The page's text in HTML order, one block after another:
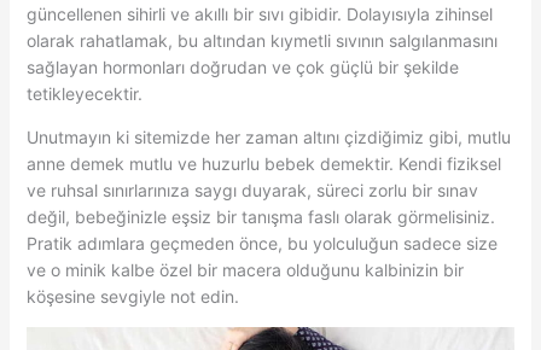
güncellenen sihirli ve akıllı bir sıvı gibidir. Dolayısıyla zihinsel
olarak rahatlamak, bu altından kıymetli sıvının salgılanmasını
sağlayan hormonları doğrudan ve çok güçlü bir şekilde
tetikleyecektir.
Unutmayın ki sitemizde her zaman altını çizdiğimiz gibi, mutlu
anne demek mutlu ve huzurlu bebek demektir. Kendi fiziksel
ve ruhsal sınırlarınıza saygı duyarak, süreci zorlu bir sınav
değil, bebeğinizle eşsiz bir tanışma faslı olarak görmelisiniz.
Pratik adımlara geçmeden önce, bu yolculuğun sadece size
ve o minik kalbe özel bir macera olduğunu kalbinizin bir
köşesine sevgiyle not edin.